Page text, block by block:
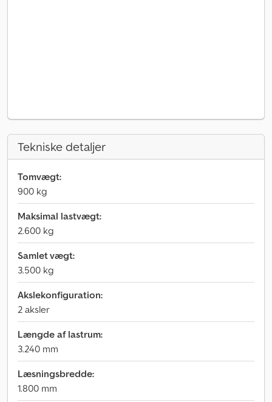
Tekniske detaljer
Tomvægt:
900 kg
Maksimal lastvægt:
2.600 kg
Samlet vægt:
3.500 kg
Akslekonfiguration:
2 aksler
Længde af lastrum:
3.240 mm
Læsningsbredde:
1.800 mm